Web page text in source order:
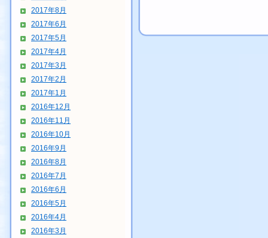
2017年8月
2017年6月
2017年5月
2017年4月
2017年3月
2017年2月
2017年1月
2016年12月
2016年11月
2016年10月
2016年9月
2016年8月
2016年7月
2016年6月
2016年5月
2016年4月
2016年3月